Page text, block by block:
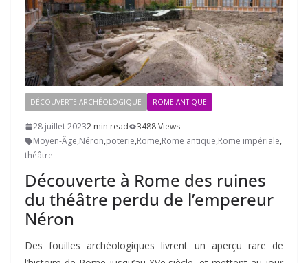
DÉCOUVERTE ARCHÉOLOGIQUE ROME ANTIQUE
28 juillet 20232 min read
3488 Views
Moyen-Âge,Néron,poterie,Rome,Rome antique,Rome impériale,
théâtre
Découverte à Rome des ruines
du théâtre perdu de l’empereur
Néron
Des fouilles archéologiques livrent un aperçu rare de